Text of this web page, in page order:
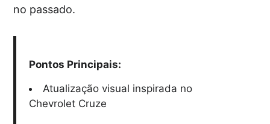
no passado.
Pontos Principais:
Atualização visual inspirada no
Chevrolet Cruze